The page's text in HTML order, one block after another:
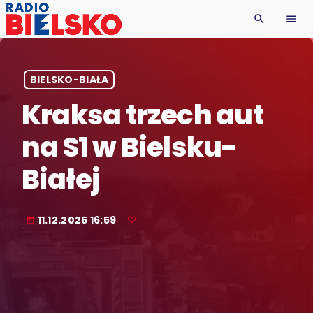
search menu
BIELSKO-BIAŁA
Kraksa trzech aut
na S1 w Bielsku-
Białej
today 11.12.2025 16:59